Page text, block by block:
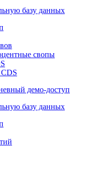
базу данных
свопы
демо-доступ
базу данных